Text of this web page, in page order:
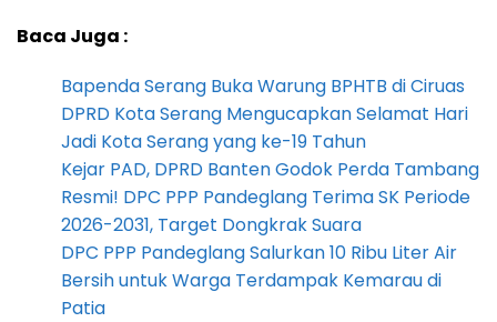
Baca Juga :
Bapenda Serang Buka Warung BPHTB di Ciruas
DPRD Kota Serang Mengucapkan Selamat Hari
Jadi Kota Serang yang ke-19 Tahun
Kejar PAD, DPRD Banten Godok Perda Tambang
Resmi! DPC PPP Pandeglang Terima SK Periode
2026-2031, Target Dongkrak Suara
DPC PPP Pandeglang Salurkan 10 Ribu Liter Air
Bersih untuk Warga Terdampak Kemarau di
Patia